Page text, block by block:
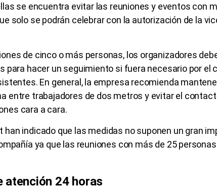
se encuentra evitar las reuniones y eventos con
solo se podrán celebrar con la autorización de la
de cinco o más personas, los organizadores
para hacer un seguimiento si fuera necesario por el
En general, la empresa recomienda
entre trabajadores de dos metros y evitar el
cara a cara.
han indicado que las medidas no suponen un gran
ya que las reuniones con más de 25
atención 24 horas